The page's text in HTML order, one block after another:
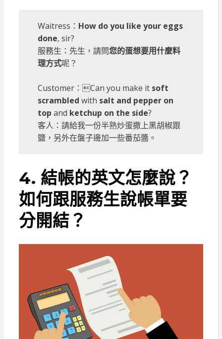
Waitress： How do you like your eggs
done, sir?
服務生：先生，請問您的蛋想要用什麼料
理方式呢？
Customer：Can you make it soft
scrambled with salt and pepper on
top and ketchup on the side?
客人：請給我一份半熟炒蛋撒上黑胡椒跟
鹽，另外在盤子邊加一些番茄醬。
4. 結帳的英文怎麼說？
如何跟服務生說帳單要
分開結？